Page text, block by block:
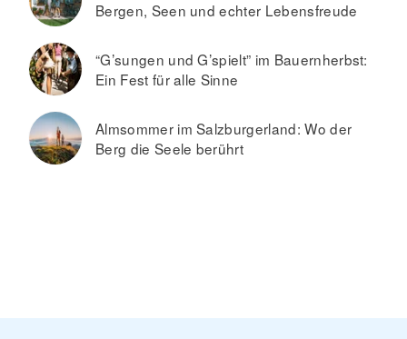
Bergen, Seen und echter Lebensfreude
“G’sungen und G’spielt” im Bauernherbst:
Ein Fest für alle Sinne
Almsommer im Salzburgerland: Wo der
Berg die Seele berührt